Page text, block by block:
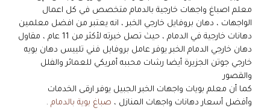
معلم اصباغ واجهات خارجية بالدمام متخصص في كل اعمال
الواجهات ، دهان بروفايل خارجي الخبر ، انه يعتبر من افضل معلمين
دهانات خارجية في الدمام ، حيث تصل خبرته لأكثر من 11 عام ، مقاول
دهان خارجي الدمام الخبر يوفر عامل بروفايل فني تلييس دهان بويه
خارجي جوتن الجزيرة أيضا رشات محببه أمريكي للعمائر والفلل
والقصور
كما أن معلم بويات واجهات الخبر الجبيل يوفر ارقى الخدمات
وأفضل أسعار دهانات واجهات المنازل ، صباغ بوية بالدمام .